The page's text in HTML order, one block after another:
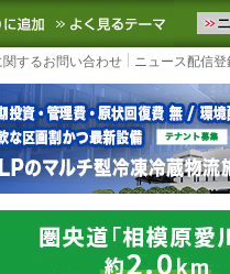
流ニュースをお届けしま
お気に入りに追加 よく
関するお問い合わせ ニュース配信登